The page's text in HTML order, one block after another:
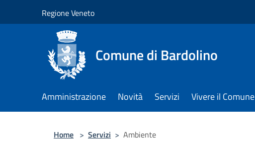
Regione Veneto
Comune di Bardolino
Amministrazione Novità Servizi Vivere il Comune
Home > Servizi > Ambiente